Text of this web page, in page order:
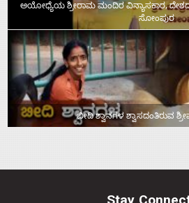
ಅಯೋಧ್ಯೆಯ ಶ್ರೀರಾಮ ಮಂದಿರ ವಿನ್ಯಾಸಕಾರ,
ಸೋಂಪುರ
ಬೀದಿ ಶ್ವಾನಗಳ ಶ್ವಾಸದಂತಿರುವ